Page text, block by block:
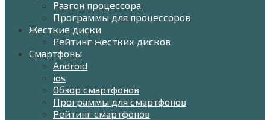
Разгон процессора
Программы для процессоров
Жесткие диски
Рейтинг жестких дисков
Смартфоны
Android
ios
Обзор смартфонов
Программы для смартфонов
Рейтинг смартфонов